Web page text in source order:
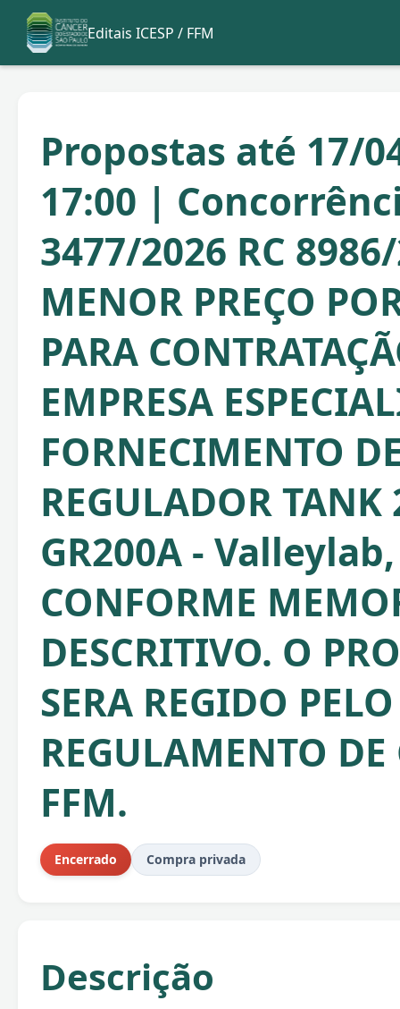
Editais ICESP / FFM
Propostas até 17/
17:00 |
3477/2026 RC
MENOR PREÇO
PARA
EMPRESA
FORNECIMENTO
REGULADOR
GR200A - Valleylab,
CONFORME
DESCRITIVO. O
SERA REGIDO PELO
REGULAMENTO DE
FFM.
Encerrado Compra privada
Descrição